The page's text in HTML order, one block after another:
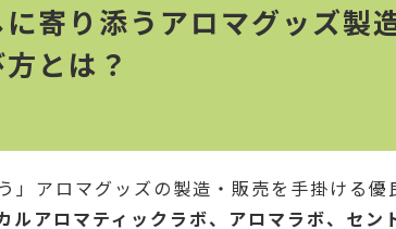
寄り添うアロマグッズ製
とは？
」アロマグッズの製造・販売を手掛ける優
ルアロマティックラボ、アロマラボ、セン